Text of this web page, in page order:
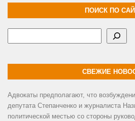
ПОИСК ПО
СВЕЖИЕ
Адвокаты предполагают, что
депутата Степанченко и журналиста
политической местью со стороны